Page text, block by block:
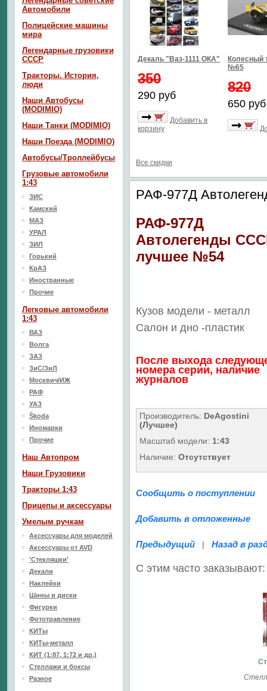
Декаль "Ваз-1111 ОКА"
350
290 руб
Добавить в
корзину
Колесный
№65
820
650 руб
Все скидки
РАФ-977Д
РАФ-977Д
Автолегенды
лучшее №54
Кузов модели - металл
Салон и дно -пластик
После выхода
номера серии, наличие
журналов
Производитель: DeAgostini
(Лучшее)
Масштаб модели: 1:43
Наличие: Отсутствует
Сообщить о поступлении
Добавить в отложенные
Предыдущий | Назад в
С этим часто заказывают:
Автомобили
Полицейские машины
мира
Легендарные грузовики
СССР
Тракторы. История,
люди
Наши Автобусы
(MODIMIO)
Наши Танки (MODIMIO)
Наши Поезда (MODIMIO)
Автобусы/Троллейбусы
Грузовые автомобили
1:43
ЗИС
Камский
МАЗ
УРАЛ
ЗИЛ
Горький
КрАЗ
Иностранные
Прочие
Легковые автомобили
1:43
ВАЗ
Волга
ЗАЗ
ЗиС/ЗиЛ
Москвич/ИЖ
РАФ
УАЗ
Škoda
Иномарки
Прочие
Наш Aвтопром
Наши Грузовики
Тракторы 1:43
Прицепы и аксессуары
Умелым ручкам
Аксессуары для моделей
Аксессуары от AVD
'Стекляшки'
Декали
Наклейки
Шины и диски
Фигурки
Фототравление
КИТы
КИТы-металл
КИТ (1:87, 1:72 и др.)
Стеллажи и боксы
Разное